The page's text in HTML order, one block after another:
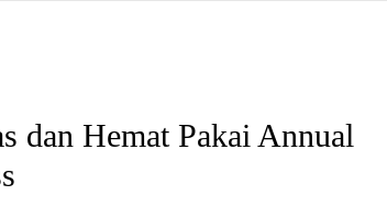
dan Hemat Pakai Annual